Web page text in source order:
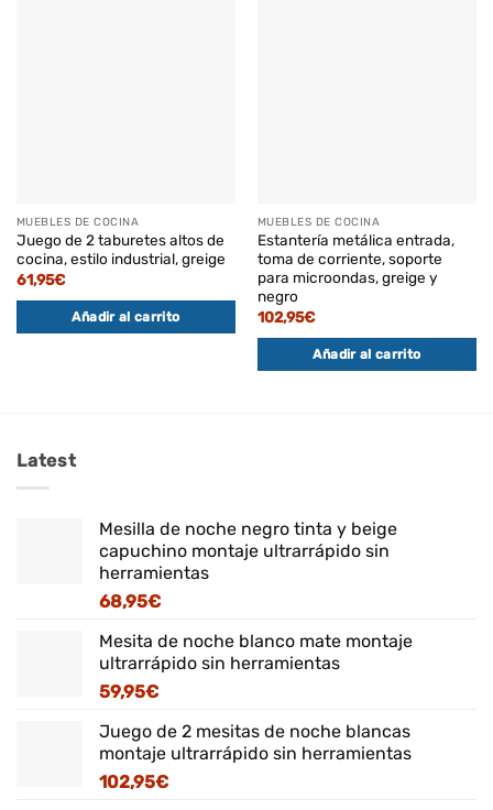
MUEBLES DE COCINA
Juego de 2 taburetes altos de
cocina, estilo industrial, greige
61,95€
Añadir al carrito
MUEBLES DE COCINA
Estantería metálica entrada,
toma de corriente, soporte
para microondas, greige y
negro
102,95€
Añadir al carrito
Latest
Mesilla de noche negro tinta y beige
capuchino montaje ultrarrápido sin
herramientas
68,95€
Mesita de noche blanco mate montaje
ultrarrápido sin herramientas
59,95€
Juego de 2 mesitas de noche blancas
montaje ultrarrápido sin herramientas
102,95€